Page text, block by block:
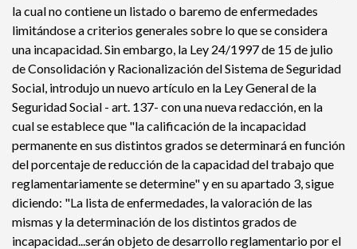
la cual no contiene un listado o baremo de enfermedades
limitándose a criterios generales sobre lo que se considera
una incapacidad. Sin embargo, la Ley 24/1997 de 15 de julio
de Consolidación y Racionalización del Sistema de Seguridad
Social, introdujo un nuevo artículo en la Ley General de la
Seguridad Social - art. 137- con una nueva redacción, en la
cual se establece que "la calificación de la incapacidad
permanente en sus distintos grados se determinará en función
del porcentaje de reducción de la capacidad del trabajo que
reglamentariamente se determine" y en su apartado 3, sigue
diciendo: "La lista de enfermedades, la valoración de las
mismas y la determinación de los distintos grados de
incapacidad...serán objeto de desarrollo reglamentario por el